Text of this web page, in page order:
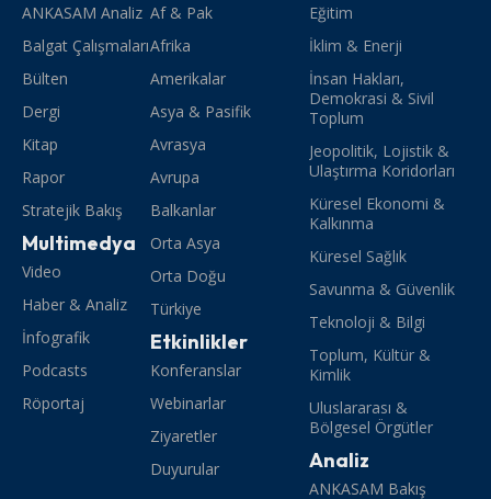
ANKASAM Analiz
Balgat Çalışmaları
Bülten
Dergi
Kitap
Rapor
Stratejik Bakış
Multimedya
Video
Haber & Analiz
İnfografik
Podcasts
Röportaj
Af & Pak
Afrika
Amerikalar
Asya & Pasifik
Avrasya
Avrupa
Balkanlar
Orta Asya
Orta Doğu
Türkiye
Etkinlikler
Konferanslar
Webinarlar
Ziyaretler
Duyurular
Eğitim
İklim & Enerji
İnsan Hakları,
Demokrasi & Sivil
Toplum
Jeopolitik, Lojistik &
Ulaştırma Koridorları
Küresel Ekonomi &
Kalkınma
Küresel Sağlık
Savunma & Güvenlik
Teknoloji & Bilgi
Toplum, Kültür &
Kimlik
Uluslararası &
Bölgesel Örgütler
Analiz
ANKASAM Bakış